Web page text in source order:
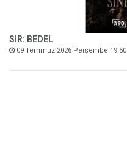
SIR: BEDEL
09 Temmuz 2026 Perşembe 19:50